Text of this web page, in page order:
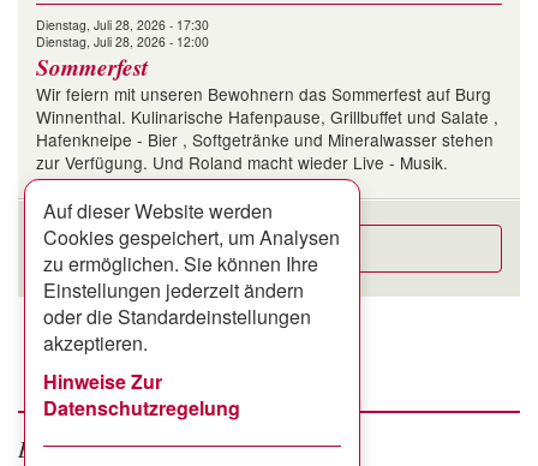
Dienstag, Juli 28, 2026 - 17:30
Dienstag, Juli 28, 2026 - 12:00
Sommerfest
Wir feiern mit unseren Bewohnern das Sommerfest auf Burg
Winnenthal. Kulinarische Hafenpause, Grillbuffet und Salate ,
Hafenkneipe - Bier , Softgetränke und Mineralwasser stehen
zur Verfügung. Und Roland macht wieder Live - Musik.
Alle Termine
Besuchen Sie uns auf Facebookgoogle +
Auf dieser Website werden
Cookies gespeichert, um Analysen
zu ermöglichen. Sie können Ihre
Einstellungen jederzeit ändern
oder die Standardeinstellungen
akzeptieren.
Hinweise Zur
Datenschutzregelung